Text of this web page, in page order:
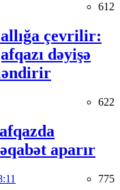
612
çevrilir:
dəyişə
622
aparır
775